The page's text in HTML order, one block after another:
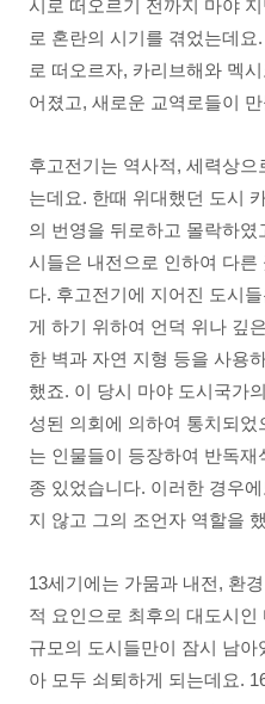
시로 떠오르기 전까지 마야
로 혼란의 시기를 겪었는데
로 떠오르자, 카리브해와 멕
어졌고, 새로운 교역로들이
후고전기는 역사적, 세력상
는데요. 한때 위대했던 도시
의 번영을 뒤로하고 몰락하
시들은 내전으로 인하여 다
다. 후고전기에 지어진 도시
게 하기 위하여 언덕 위나 깊
한 벽과 자연 지형 등을 사용
했죠. 이 당시 마야 도시국가
성된 의회에 의하여 통치되
는 인물들이 등장하여 반독
종 있었습니다. 이러한 경우
지 않고 그의 조언자 역할을
13세기에는 가뭄과 내전, 환
적 요인으로 최후의 대도시
규모의 도시들만이 잠시 남
아 모두 쇠퇴하게 되는데요.